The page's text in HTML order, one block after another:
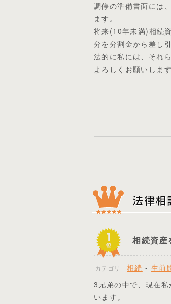
調停の準備書面には
ます。
将来(10年未満)相続
分を分割金から差し
法的に私には、それ
よろしくお願いします
相続資産
カテゴリ 相続 -生前
3兄弟の中で、現在
います。